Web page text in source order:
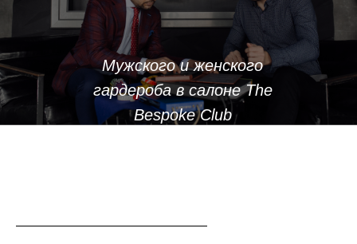
Мужского и женского
гардероба в салоне The
Bespoke Club